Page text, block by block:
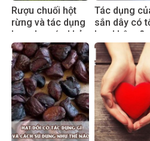
Rượu chuối hột
rừng và tác dụng
hay cho sức khỏe
Tác dụng
sắn dây có
hay không?
dụng đúng
hiệu quả